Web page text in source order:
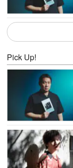
Pick Up!